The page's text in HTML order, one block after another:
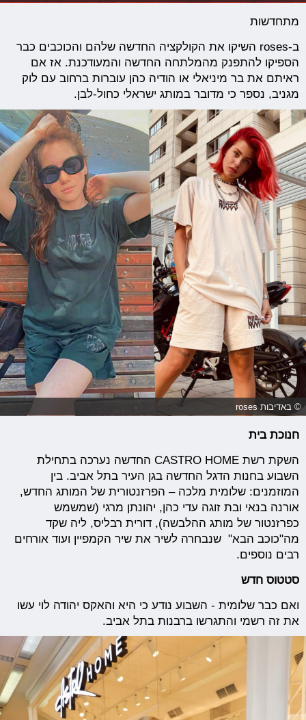
מתחדשות
ב-roses השיקו את הקולקציה החדשה שלהם והכוכבים כבר
הספיקו להתפנק מהמלתחה החדשה והמעודכנת. אז אם
ראיתם את בר מיניאלי או הודיה כהן עוברות ברחוב עם לוק
מגניב, נספר כי מדובר במותג ישראלי כחול-לבן.
© באדיבות roses
חנוכת בית
השקת רשת CASTRO HOME החדשה נערכה בתחילת
השבוע בחנות הדגל החדשה בגן העיר בתל אביב. בין
המוזמנים: שלומית מלכה – הפרזנטורית של המותג החדש,
אורנה בנאי ובת זוגה עדי כהן, יהונתן מרגי (שמשמש
כפרזנטור של מותג ההלבשה), דורית רבליס, ליה שקד
מה"כוכב הבא" שנבחרה לשיר את שיר הקמפיין ועוד אורחים
רבים נוספים.
סטטוס חדש
ואם כבר שלומית - השבוע נודע כי היא והאקס יהודה לוי עשו
את זה רשמי והתגרשו ברבנות בתל אביב.